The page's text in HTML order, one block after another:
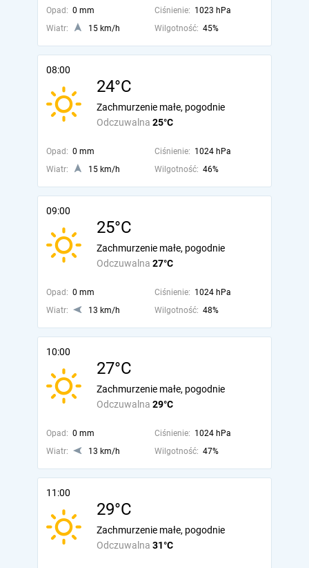
Opad: 0 mm Ciśnienie: 1023 hPa
Wiatr:
15 km/h Wilgotność: 45%
08:00
24°C
Odczuwalna 25°C
Zachmurzenie małe, pogodnie
Opad: 0 mm Ciśnienie: 1024 hPa
Wiatr:
15 km/h Wilgotność: 46%
09:00
25°C
Odczuwalna 27°C
Zachmurzenie małe, pogodnie
Opad: 0 mm Ciśnienie: 1024 hPa
Wiatr:
13 km/h Wilgotność: 48%
10:00
27°C
Odczuwalna 29°C
Zachmurzenie małe, pogodnie
Opad: 0 mm Ciśnienie: 1024 hPa
Wiatr:
13 km/h Wilgotność: 47%
11:00
29°C
Odczuwalna 31°C
Zachmurzenie małe, pogodnie